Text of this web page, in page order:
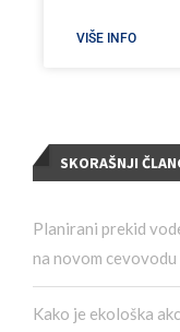
VIŠE INFO
SKORAŠNJI
Planirani prekid
na novom
Kako je ekološka